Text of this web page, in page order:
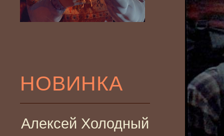
НОВИНКА
Алексей Холодный